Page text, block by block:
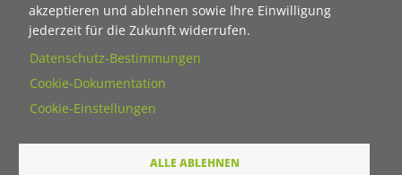
akzeptieren und ablehnen sowie Ihre Einwilligung
jederzeit für die Zukunft widerrufen.
Datenschutz-Bestimmungen
Cookie-Dokumentation
Cookie-Einstellungen
ALLE ABLEHNEN
Nachname
E-Mail
Wie dürfen wir Sie in Zukunft ansprechen